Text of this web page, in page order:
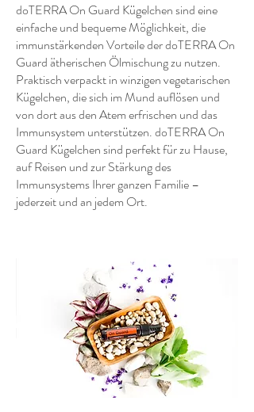
doTERRA On Guard Kügelchen sind eine
einfache und bequeme Möglichkeit, die
immunstärkenden Vorteile der doTERRA On
Guard ätherischen Ölmischung zu nutzen.
Praktisch verpackt in winzigen vegetarischen
Kügelchen, die sich im Mund auflösen und
von dort aus den Atem erfrischen und das
Immunsystem unterstützen. doTERRA On
Guard Kügelchen sind perfekt für zu Hause,
auf Reisen und zur Stärkung des
Immunsystems Ihrer ganzen Familie –
jederzeit und an jedem Ort.